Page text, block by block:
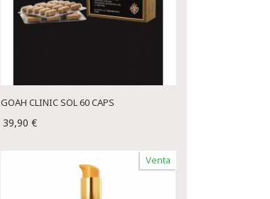
GOAH CLINIC SOL 60 CAPS
39,90 €
Venta